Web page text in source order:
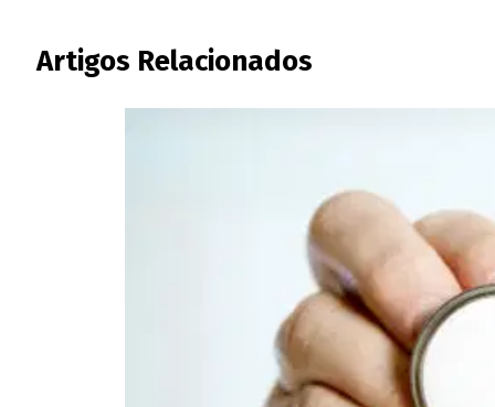
Artigos Relacionados